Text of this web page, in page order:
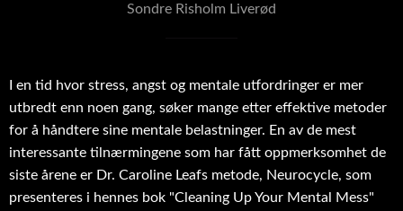
Sondre Risholm Liverød
I en tid hvor stress, angst og mentale utfordringer er mer
utbredt enn noen gang, søker mange etter effektive metoder
for å håndtere sine mentale belastninger. En av de mest
interessante tilnærmingene som har fått oppmerksomhet de
siste årene er Dr. Caroline Leafs metode, Neurocycle, som
presenteres i hennes bok "Cleaning Up Your Mental Mess"